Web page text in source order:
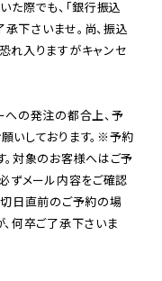
た際でも、「銀行振込
下さいませ。尚、振込
れ入りますがキャンセ
の発注の都合上、予
いしております。※予約
対象のお客様へはご予
ずメール内容をご確認
切日直前のご予約の場
何卒ご了承下さいま